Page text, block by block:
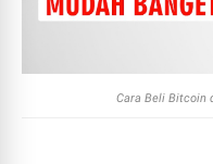
Cara Beli Bitcoin